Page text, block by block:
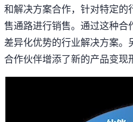
和解决方案合作，针对特定
售通路进行销售。通过这种
差异化优势的行业解决方案
合作伙伴增添了新的产品变现